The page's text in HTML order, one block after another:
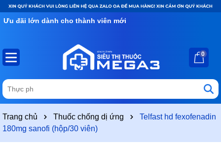
Ưu đãi lớn dành cho thành viên mới
0
Trang chủ Thuốc chống dị ứng
Telfast hd fexofenadin
180mg sanofi (hộp/30 viên)